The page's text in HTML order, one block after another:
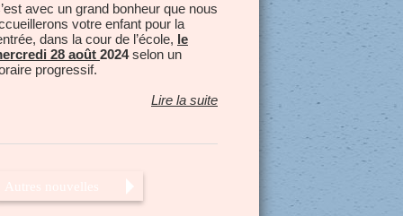
avec un grand bonheur que nous
votre enfant pour la
dans la cour de l’école, le
28 août 2024selon un
progressif.
Lire la suite
Autres nouvelles